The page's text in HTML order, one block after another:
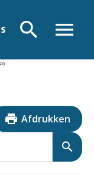
menu
search
print Afdrukken
search